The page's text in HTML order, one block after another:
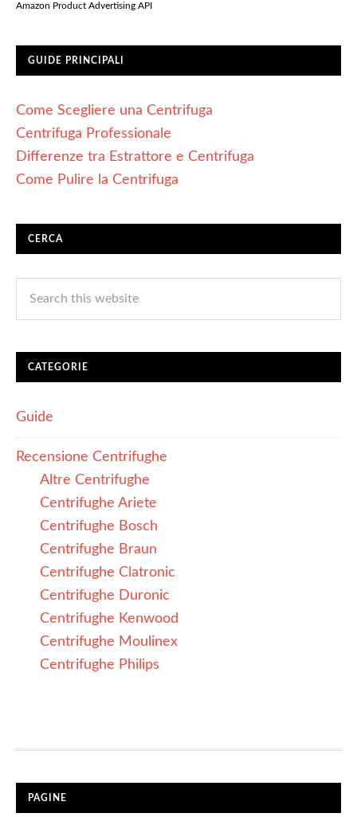
Amazon Product Advertising API
GUIDE PRINCIPALI
Come Scegliere una Centrifuga
Centrifuga Professionale
Differenze tra Estrattore e Centrifuga
Come Pulire la Centrifuga
CERCA
CATEGORIE
Guide
Recensione Centrifughe
Altre Centrifughe
Centrifughe Ariete
Centrifughe Bosch
Centrifughe Braun
Centrifughe Clatronic
Centrifughe Duronic
Centrifughe Kenwood
Centrifughe Moulinex
Centrifughe Philips
PAGINE